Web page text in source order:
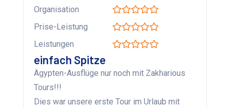
Organisation
Prise-Leistung
Leistungen
einfach Spitze
Ägypten-Ausflüge nur noch mit Zakharious
Tours!!!
Dies war unsere erste Tour im Urlaub mit